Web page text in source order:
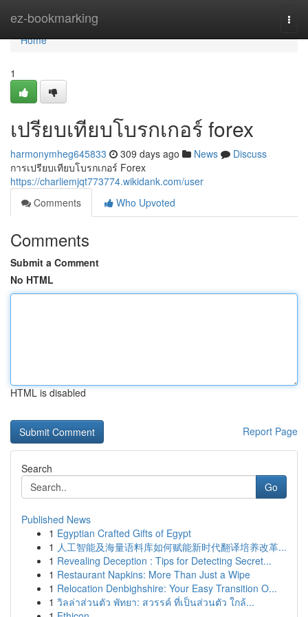
ez-bookmarking
Home
Home
1
เปรียบเทียบโบรกเกอร์ forex
harmonymheg645833 309 days ago News
Discuss
การเปรียบเทียบโบรกเกอร์ Forex
https://charliemjqt773774.wikidank.com/user
Comments
Who Upvoted
Comments
Submit a Comment
No HTML
HTML is disabled
Report Page
Search
Go
Published News
1 Egyptian Crafted Gifts of Egypt
1 人工智能及海量语料库如何赋能新时代翻译培养改革...
1 Revealing Deception : Tips for Detecting Secret...
1 Restaurant Napkins: More Than Just a Wipe
1 Relocation Denbighshire: Your Easy Transition O...
1 วิลล่าส่วนตัว พัทยา: สวรรค์ ที่เป็นส่วนตัว ใกล้...